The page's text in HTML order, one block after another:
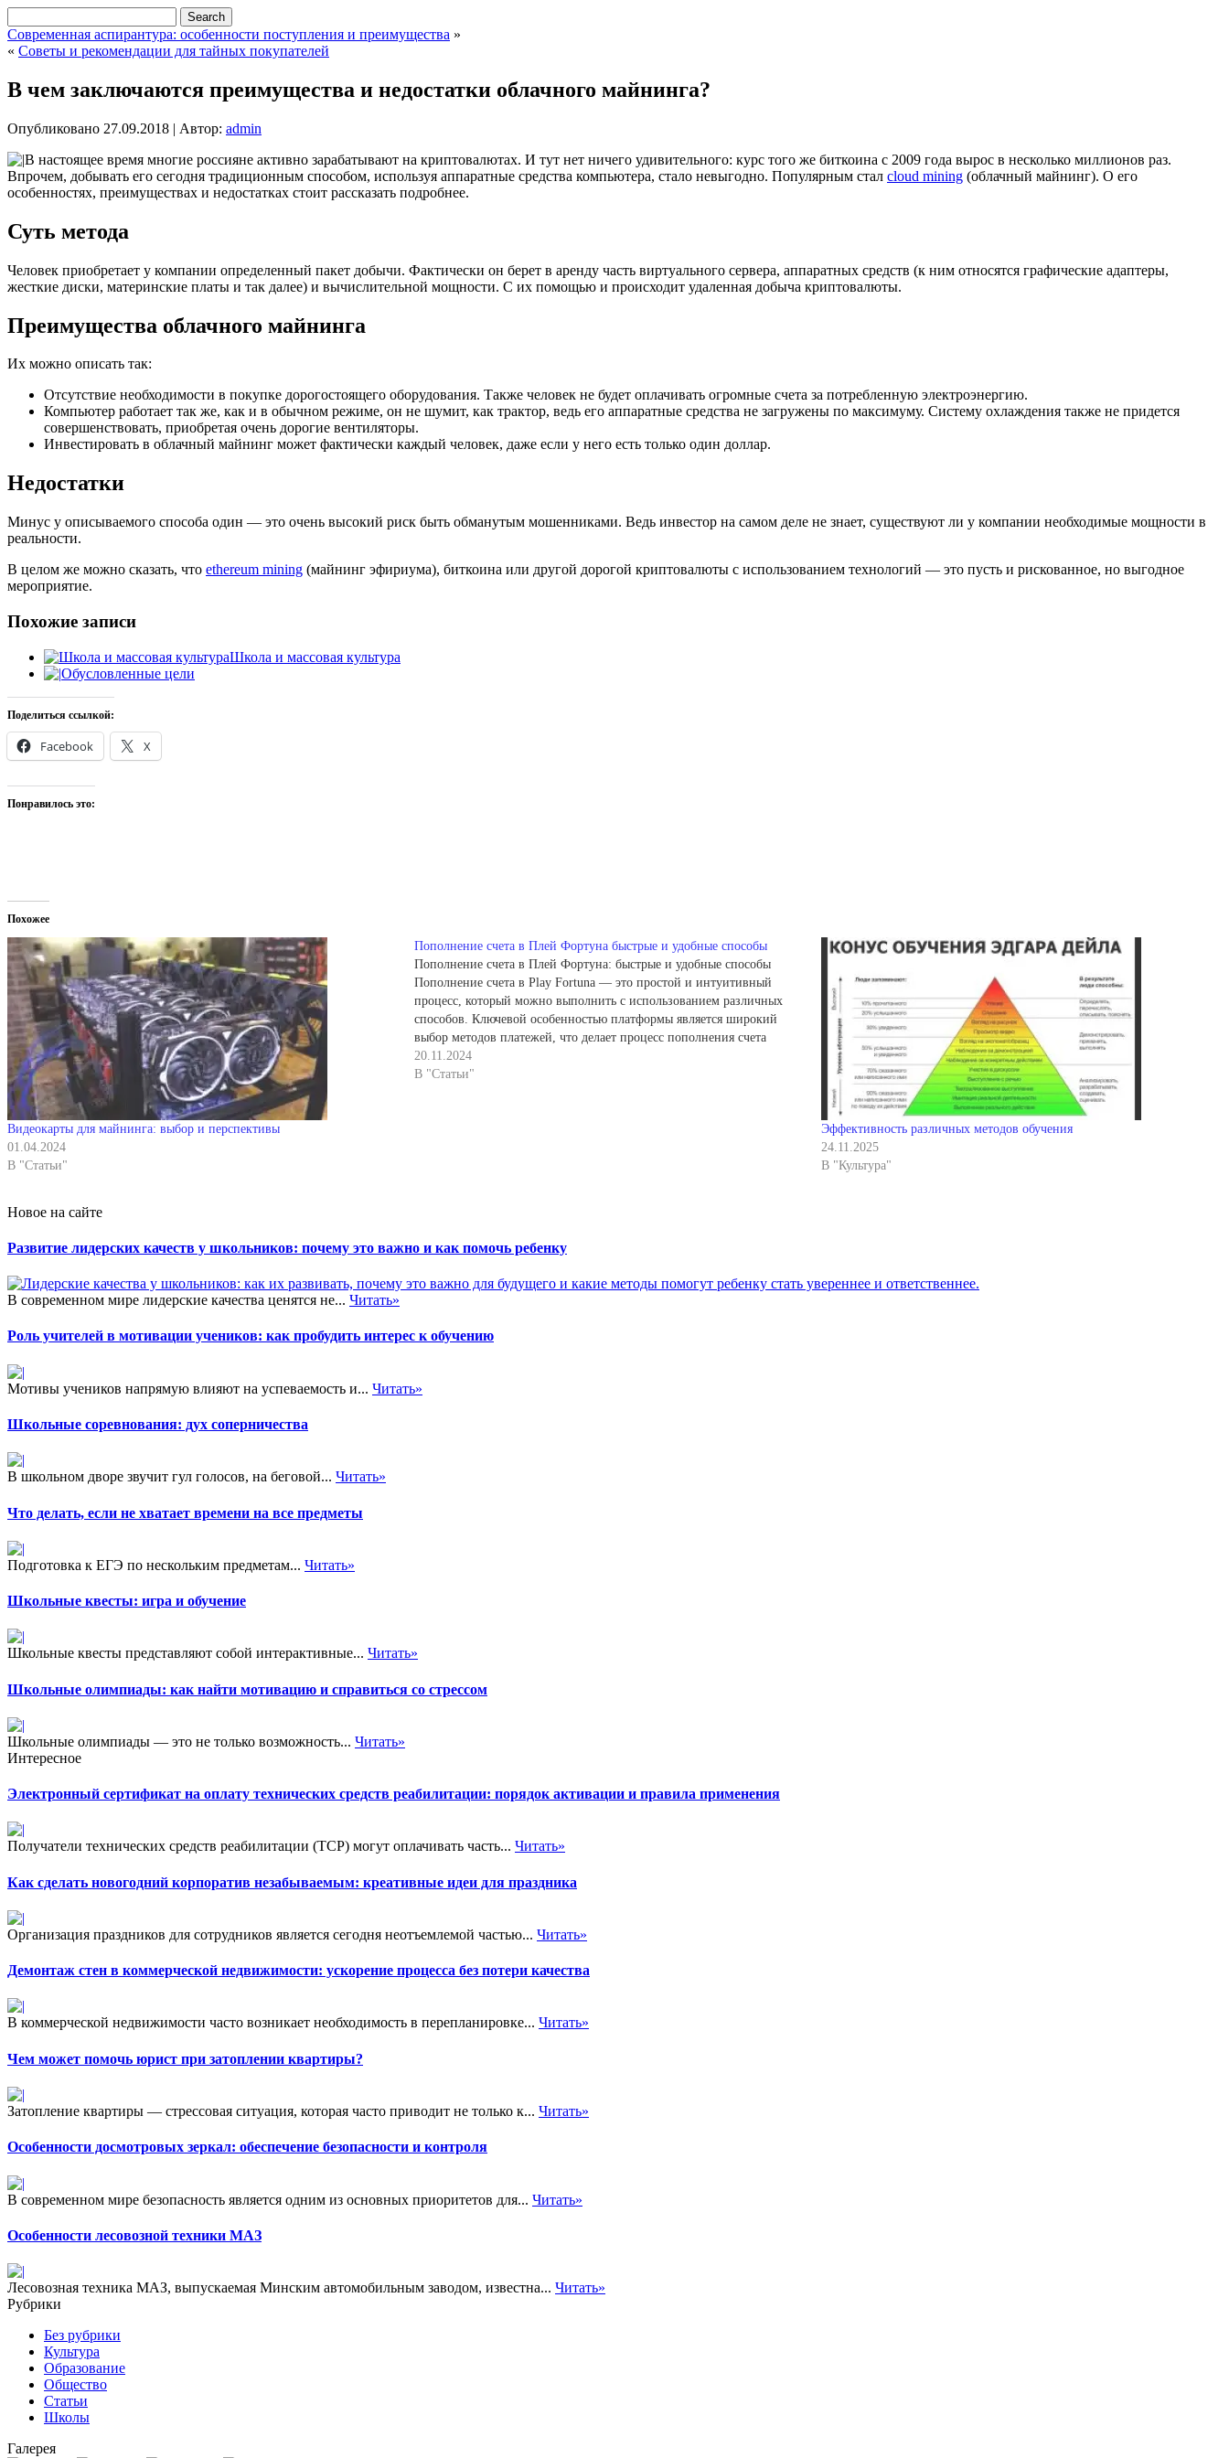
Современная аспирантура: особенности поступления и преимущества »
« Советы и рекомендации для тайных покупателей
В чем заключаются преимущества и недостатки облачного майнинга?
Опубликовано 27.09.2018 | Автор: admin
В настоящее время многие россияне активно зарабатывают на криптовалютах. И тут нет ничего удивительного: курс того же биткоина с 2009 года вырос в несколько миллионов раз.
Впрочем, добывать его сегодня традиционным способом, используя аппаратные средства компьютера, стало невыгодно. Популярным стал cloud mining (облачный майнинг). О его
особенностях, преимуществах и недостатках стоит рассказать подробнее.
Суть метода
Человек приобретает у компании определенный пакет добычи. Фактически он берет в аренду часть виртуального сервера, аппаратных средств (к ним относятся графические адаптеры,
жесткие диски, материнские платы и так далее) и вычислительной мощности. С их помощью и происходит удаленная добыча криптовалюты.
Преимущества облачного майнинга
Их можно описать так:
Отсутствие необходимости в покупке дорогостоящего оборудования. Также человек не будет оплачивать огромные счета за потребленную электроэнергию.
Компьютер работает так же, как и в обычном режиме, он не шумит, как трактор, ведь его аппаратные средства не загружены по максимуму. Систему охлаждения также не придется
совершенствовать, приобретая очень дорогие вентиляторы.
Инвестировать в облачный майнинг может фактически каждый человек, даже если у него есть только один доллар.
Недостатки
Минус у описываемого способа один — это очень высокий риск быть обманутым мошенниками. Ведь инвестор на самом деле не знает, существуют ли у компании необходимые мощности в
реальности.
В целом же можно сказать, что ethereum mining (майнинг эфириума), биткоина или другой дорогой криптовалюты с использованием технологий — это пусть и рискованное, но выгодное
мероприятие.
Похожие записи
Школа и массовая культура
Обусловленные цели
Поделиться ссылкой:
Facebook X
Понравилось это:
Похожее
Видеокарты для майнинга: выбор и перспективы
01.04.2024
В "Статьи"
Пополнение счета в Плей Фортуна быстрые и удобные способы
Пополнение счета в Плей Фортуна: быстрые и удобные способы
Пополнение счета в Play Fortuna — это простой и интуитивный
процесс, который можно выполнить с использованием различных
способов. Ключевой особенностью платформы является широкий
выбор методов платежей, что делает процесс пополнения счета
доступным для пользователей с разными предпочтениями.
Рассмотрим основные способы пополнения…
20.11.2024
В "Статьи"
Эффективность различных методов обучения
24.11.2025
В "Культура"
Новое на сайте
Развитие лидерских качеств у школьников: почему это важно и как помочь ребенку
В современном мире лидерские качества ценятся не... Читать»
Роль учителей в мотивации учеников: как пробудить интерес к обучению
Мотивы учеников напрямую влияют на успеваемость и... Читать»
Школьные соревнования: дух соперничества
В школьном дворе звучит гул голосов, на беговой... Читать»
Что делать, если не хватает времени на все предметы
Подготовка к ЕГЭ по нескольким предметам... Читать»
Школьные квесты: игра и обучение
Школьные квесты представляют собой интерактивные... Читать»
Школьные олимпиады: как найти мотивацию и справиться со стрессом
Школьные олимпиады — это не только возможность... Читать»
Интересное
Электронный сертификат на оплату технических средств реабилитации: порядок активации и правила применения
Получатели технических средств реабилитации (ТСР) могут оплачивать часть... Читать»
Как сделать новогодний корпоратив незабываемым: креативные идеи для праздника
Организация праздников для сотрудников является сегодня неотъемлемой частью... Читать»
Демонтаж стен в коммерческой недвижимости: ускорение процесса без потери качества
В коммерческой недвижимости часто возникает необходимость в перепланировке... Читать»
Чем может помочь юрист при затоплении квартиры?
Затопление квартиры — стрессовая ситуация, которая часто приводит не только к... Читать»
Особенности досмотровых зеркал: обеспечение безопасности и контроля
В современном мире безопасность является одним из основных приоритетов для... Читать»
Особенности лесовозной техники МАЗ
Лесовозная техника МАЗ, выпускаемая Минским автомобильным заводом, известна... Читать»
Рубрики
Без рубрики
Культура
Образование
Общество
Статьи
Школы
Галерея